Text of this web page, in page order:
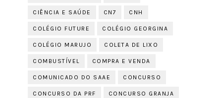
CIÊNCIA E SAÚDE CN7 CNH
COLÉGIO FUTURE COLÉGIO GEORGINA
COLÉGIO MARUJO COLETA DE LIXO
COMBUSTÍVEL COMPRA E VENDA
COMUNICADO DO SAAE CONCURSO
CONCURSO DA PRF CONCURSO GRANJA